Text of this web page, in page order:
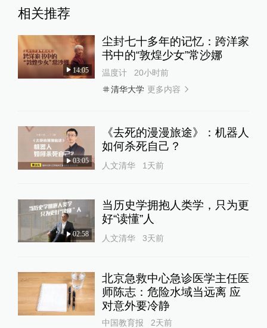
相关推荐
14:05
尘封七十多年的记忆：跨洋家
书中的“敦煌少女”常沙娜
温度计
20小时前
清华大学 更多内容
03:05
《去死的漫漫旅途》：机器人
如何杀死自己？
人文清华 1天前
02:58
当历史学拥抱人类学，只为更
好“读懂”人
人文清华 3天前
北京急救中心急诊医学主任医
师陈志：危险水域当远离 应
对意外要冷静
中国教育报 2天前